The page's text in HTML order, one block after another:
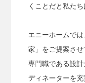
くことだと私たち
エニーホームで
家」をご提案させ
専門職である設
ディネーターを充